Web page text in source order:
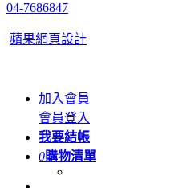
04-7686847
蘋果網頁設計
加入會員
會員登入
我要結帳
0購物清單